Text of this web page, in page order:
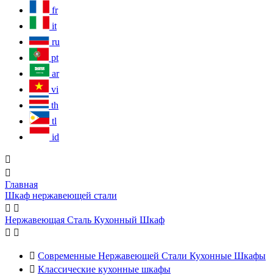
fr
it
ru
pt
ar
vi
th
tl
id


Главная
Шкаф нержавеющей стали
 
Нержавеющая Сталь Кухонный Шкаф
 
 Современные Нержавеющей Стали Кухонные Шкафы
 Классические кухонные шкафы